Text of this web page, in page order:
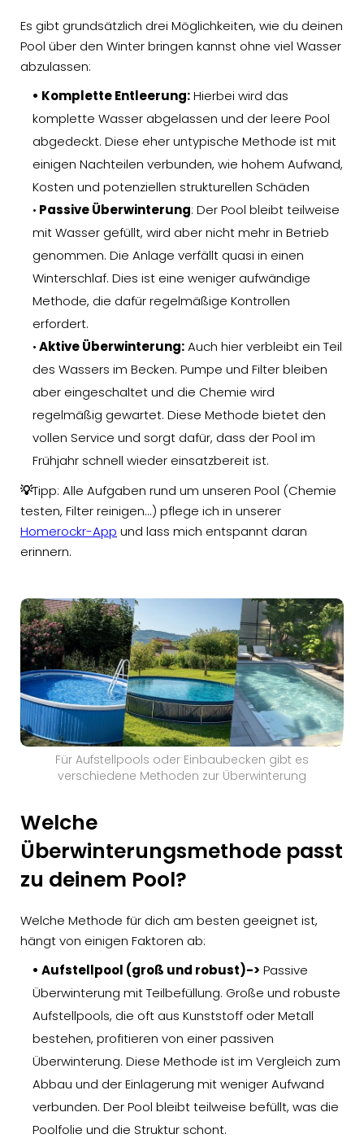
Es gibt grundsätzlich drei Möglichkeiten, wie du deinen
Pool über den Winter bringen kannst ohne viel Wasser
abzulassen:
• Komplette Entleerung:Hierbei wird das
komplette Wasser abgelassen und der leere Pool
abgedeckt. Diese eher untypische Methode ist mit
einigen Nachteilen verbunden, wie hohem Aufwand,
Kosten und potenziellen strukturellen Schäden
• Passive Überwinterung: Der Pool bleibt teilweise
mit Wasser gefüllt, wird aber nicht mehr in Betrieb
genommen. Die Anlage verfällt quasi in einen
Winterschlaf. Dies ist eine weniger aufwändige
Methode, die dafür regelmäßige Kontrollen
erfordert.
•Aktive Überwinterung:Auch hier verbleibt ein Teil
des Wassers im Becken. Pumpe und Filter bleiben
aber eingeschaltet und die Chemie wird
regelmäßig gewartet. Diese Methode bietet den
vollen Service und sorgt dafür, dass der Pool im
Frühjahr schnell wieder einsatzbereit ist.
💡Tipp: Alle Aufgaben rund um unseren Pool (Chemie
testen, Filter reinigen...) pflege ich in unserer
Homerockr-App und lass mich entspannt daran
erinnern.
Für Aufstellpools oder Einbaubecken gibt es
verschiedene Methoden zur Überwinterung
Welche
Überwinterungsmethode passt
zu deinem Pool?
Welche Methode für dich am besten geeignet ist,
hängt von einigen Faktoren ab:
• Aufstellpool (groß und robust)-> Passive
Überwinterung mit Teilbefüllung. Große und robuste
Aufstellpools, die oft aus Kunststoff oder Metall
bestehen, profitieren von einer passiven
Überwinterung. Diese Methode ist im Vergleich zum
Abbau und der Einlagerung mit weniger Aufwand
verbunden. Der Pool bleibt teilweise befüllt, was die
Poolfolie und die Struktur schont.